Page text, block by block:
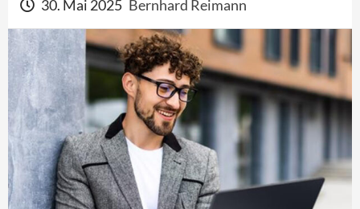
30. Mai 2025 Bernhard Reimann